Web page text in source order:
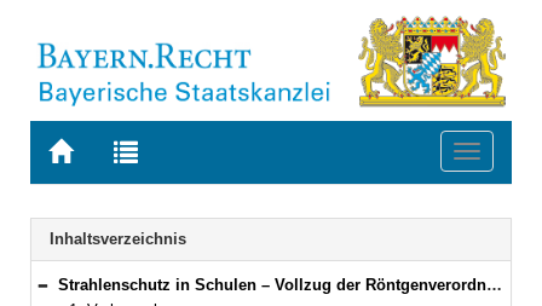
Zur
BAYERN.RECHT
Zur
letzten
Suche
Toggle
Navigation
Inhaltsverzeichnis
Bereich reduzieren
Strahlenschutz in Schulen – Vollzug der Röntgenverordnung und der Strahlenschutzverordnung im Zusammenhang mit der Richtlinie zur Sicherheit im Unterricht in Schulen